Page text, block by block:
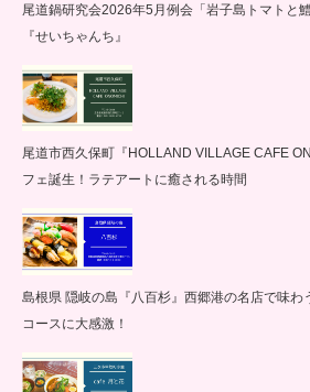
尾道鍋研究会2026年5月例会「岩子島トマトと
『せいちゃんち』
尾道市西久保町『HOLLAND VILLAGE CAFE
フェ誕生！ラテアートに癒される時間
島根県 隠岐の島『八百杉』西郷港の名店で味わ
コースに大感激！